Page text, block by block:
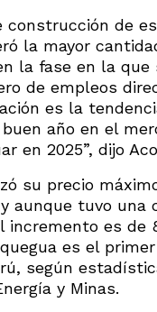
construcción de
la mayor
la fase en la que
de empleos
es la
año en el
en 2025”, dijo
su precio
aunque tuvo una
incremento es de
es el
según
y Minas.